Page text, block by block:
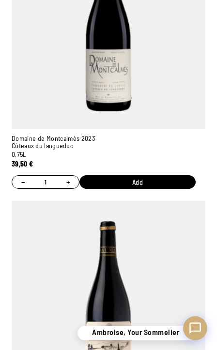
Domaine de Montcalmès 2023
Côteaux du languedoc
0,75L
39,50€
− + Add
Ambroise, Your Sommelier
Ambroise, Your Sommelier